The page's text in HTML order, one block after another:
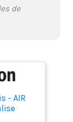
de
- AIR